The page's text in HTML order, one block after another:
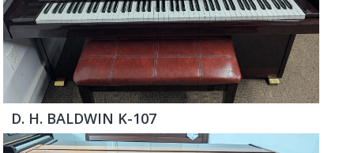
D. H. BALDWIN K-107